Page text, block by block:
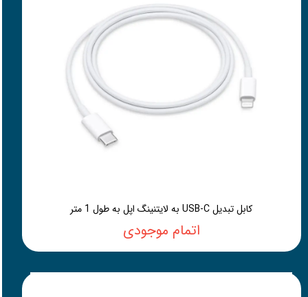
کابل تبدیل USB-C به لایتنینگ اپل به طول 1 متر
اتمام موجودی